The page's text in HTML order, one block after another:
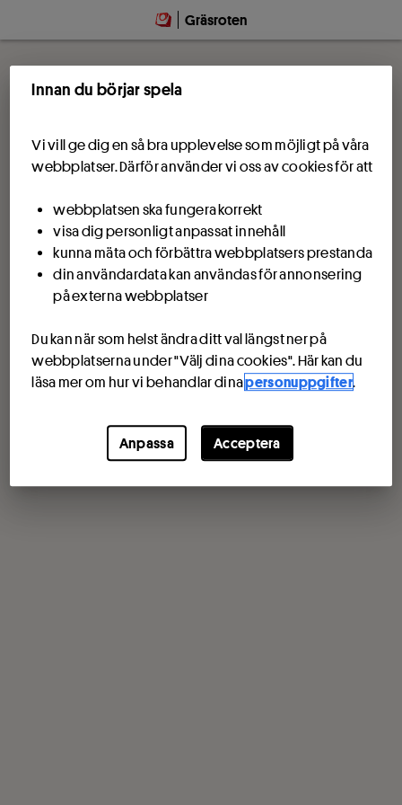
Gräsroten
Innan du börjar spela
Vi vill ge dig en så bra upplevelse som möjligt på våra
webbplatser. Därför använder vi oss av cookies för att
webbplatsen ska fungera korrekt
visa dig personligt anpassat innehåll
kunna mäta och förbättra webbplatsers prestanda
din användardata kan användas för annonsering
på externa webbplatser
Du kan när som helst ändra ditt val längst ner på
webbplatserna under "Välj dina cookies". Här kan du
läsa mer om hur vi behandlar dinapersonuppgifter.
Anpassa Acceptera